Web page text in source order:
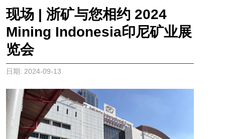
现场 | 浙矿与您相约 2024
Mining Indonesia印尼矿业展
览会
日期: 2024-09-13